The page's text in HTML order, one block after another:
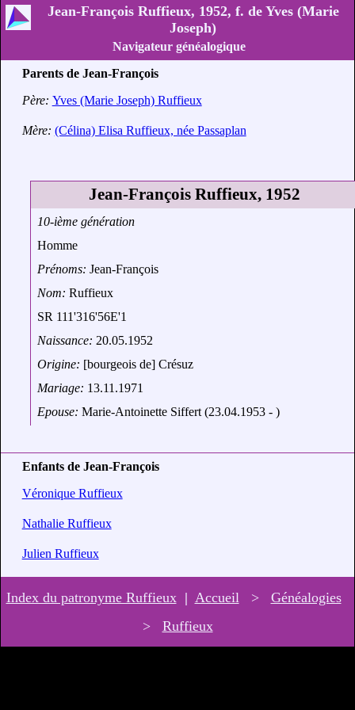
Jean-François Ruffieux, 1952, f. de Yves (Marie
Joseph)
Navigateur généalogique
Parents de Jean-François
Père: Yves (Marie Joseph) Ruffieux
Mère: (Célina) Elisa Ruffieux, née Passaplan
Jean-François Ruffieux, 1952
10-ième génération
Homme
Prénoms:Jean-François
Nom:Ruffieux
SR 111'316'56E'1
Naissance: 20.05.1952
Origine: [bourgeois de] Crésuz
Mariage: 13.11.1971
Epouse:Marie-Antoinette Siffert (23.04.1953 - )
Enfants de Jean-François
Véronique Ruffieux
Nathalie Ruffieux
Julien Ruffieux
Index du patronyme Ruffieux | Accueil> Généalogies
> Ruffieux